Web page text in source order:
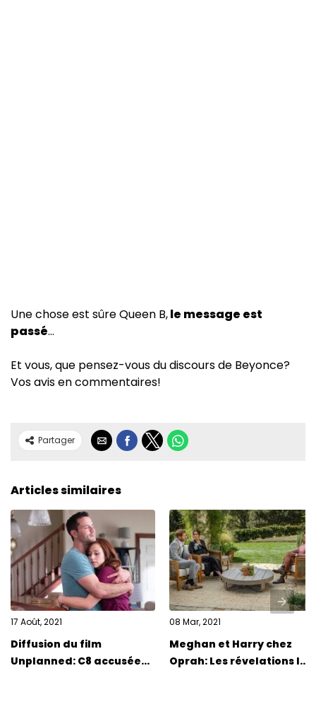
Une chose est sûre Queen B,le message est
passé…
Et vous, que pensez-vous du discours de Beyonce?
Vos avis en commentaires!
Partager
Articles similaires
17 Août, 2021
Diffusion du film
Unplanned: C8 accusée
08 Mar, 2021
Meghan et Harry chez
Oprah: Les révelations les